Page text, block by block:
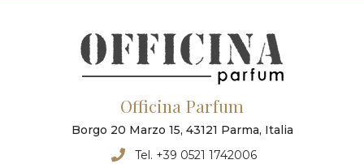
Officina Parfum
Borgo 20 Marzo 15, 43121 Parma, Italia
Tel. +39 0521 1742006